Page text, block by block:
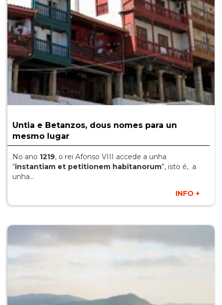
Untia e Betanzos, dous nomes para un
mesmo lugar
No ano 1219, o rei Afonso VIII accede a unha
“instantiam et petitionem habitanorum”, isto é, a
unha…
INFO +